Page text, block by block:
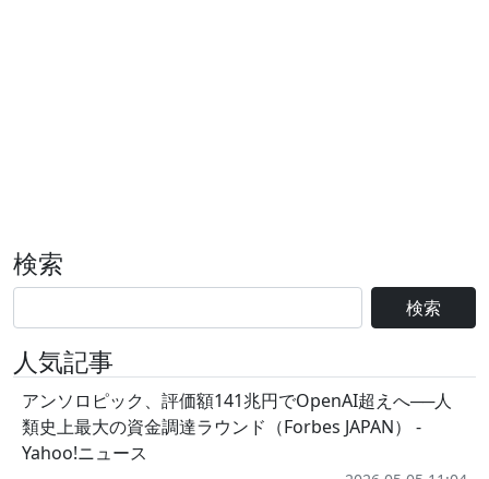
検索
検索
人気記事
アンソロピック、評価額141兆円でOpenAI超えへ──人
類史上最大の資金調達ラウンド（Forbes JAPAN） -
Yahoo!ニュース